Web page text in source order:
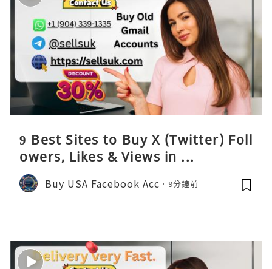
9 Best Sites to Buy X (Twitter) Foll
owers, Likes & Views in ...
Buy USA Facebook Acc 9分鐘前